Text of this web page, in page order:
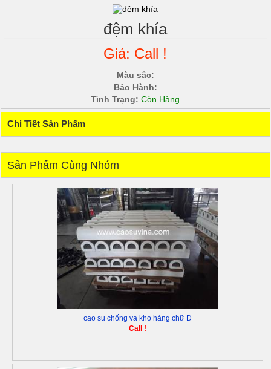
đệm khía
Giá: Call !
Màu sắc:
Bảo Hành:
Tình Trạng: Còn Hàng
Chi Tiết Sản Phẩm
Sản Phẩm Cùng Nhóm
cao su chống va kho hàng chữ D
Call !